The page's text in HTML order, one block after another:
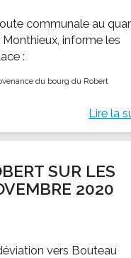
communale au
informe les
:
du bourg du Robert
Lire la
SUR LES
2020
vers Bouteau